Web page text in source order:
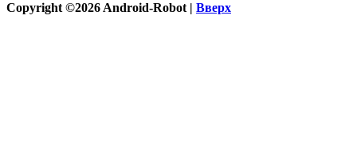
Copyright ©2026 Android-Robot | Вверх